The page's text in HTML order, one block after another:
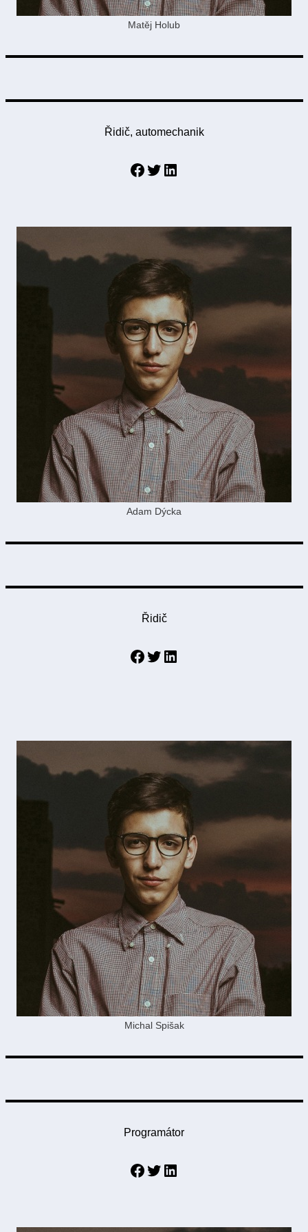
Matěj Holub
Řidič, automechanik
Adam Dýcka
Řidič
Michal Spišak
Programátor